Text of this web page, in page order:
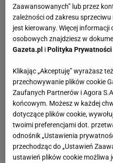
Zaawansowanych” lub przez
zależności od zakresu
jest kierowany. Więcej
osobowych znajdziesz w
Gazeta.pl iPolityka Prywatności
Klikając „Akceptuję” wyrażasz
przechowywanie plików cookie
Zaufanych Partnerów i Agora
końcowym. Możesz w każdej
dotyczące plików cookie,
twoimi preferencjami dot.
odnośnik „Ustawienia
przechodząc do „Ustawień
ustawień plików cookie możliwa